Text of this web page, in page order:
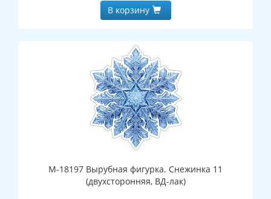
В корзину
М-18197 Вырубная фигурка. Снежинка 11
(двухсторонняя, ВД-лак)